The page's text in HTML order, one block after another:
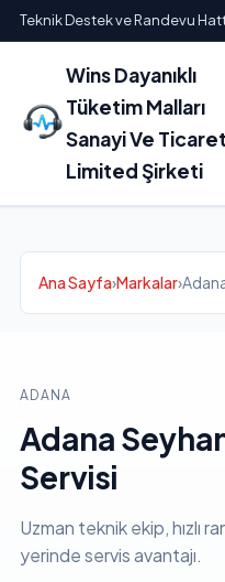
Teknik Destek ve Randevu
Wins Dayanıklı
Tüketim Malları
Sanayi Ve Ticaret
Limited Şirketi
Ana Sayfa›Markalar›
ADANA
Adana
Servisi
Uzman teknik ekip, hızlı
yerinde servis avantajı.